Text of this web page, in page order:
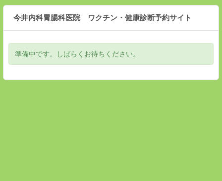
今井内科胃腸科医院 ワクチン・健康診断予約サイト
準備中です。しばらくお待ちください。